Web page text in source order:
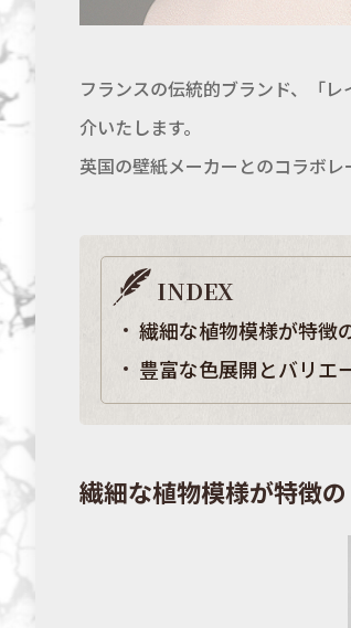
フランスの伝統的ブランド、「
介いたします。
英国の壁紙メーカーとのコラボレ
INDEX
繊細な植物模様が特徴
豊富な色展開とバリエ
繊細な植物模様が特徴の